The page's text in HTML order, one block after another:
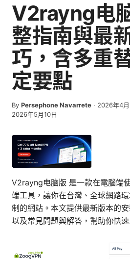
V2rayng电
整指南與最
巧，含多重
定要點
By Persephone Navarrete · 2026年4月
2026年5月10日
V2rayng电脑版 是一款在電腦端
端工具，讓你在台灣、全球網路
制的網站。本文提供最新版本的
以及常見問題與解答，幫助你快